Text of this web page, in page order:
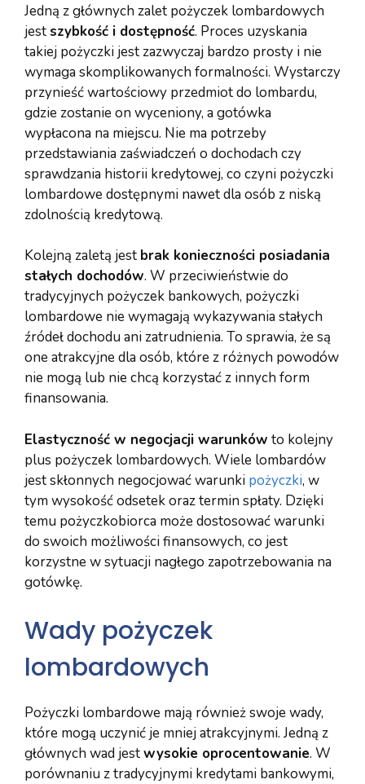
Jedną z głównych zalet pożyczek lombardowych
jestszybkość i dostępność. Proces uzyskania
takiej pożyczki jest zazwyczaj bardzo prosty i nie
wymaga skomplikowanych formalności. Wystarczy
przynieść wartościowy przedmiot do lombardu,
gdzie zostanie on wyceniony, a gotówka
wypłacona na miejscu. Nie ma potrzeby
przedstawiania zaświadczeń o dochodach czy
sprawdzania historii kredytowej, co czyni pożyczki
lombardowe dostępnymi nawet dla osób z niską
zdolnością kredytową.
Kolejną zaletą jest brak konieczności posiadania
stałych dochodów. W przeciwieństwie do
tradycyjnych pożyczek bankowych, pożyczki
lombardowe nie wymagają wykazywania stałych
źródeł dochodu ani zatrudnienia. To sprawia, że są
one atrakcyjne dla osób, które z różnych powodów
nie mogą lub nie chcą korzystać z innych form
finansowania.
Elastyczność w negocjacji warunków to kolejny
plus pożyczek lombardowych. Wiele lombardów
jest skłonnych negocjować warunki pożyczki, w
tym wysokość odsetek oraz termin spłaty. Dzięki
temu pożyczkobiorca może dostosować warunki
do swoich możliwości finansowych, co jest
korzystne w sytuacji nagłego zapotrzebowania na
gotówkę.
Wady pożyczek
lombardowych
Pożyczki lombardowe mają również swoje wady,
które mogą uczynić je mniej atrakcyjnymi. Jedną z
głównych wad jestwysokie oprocentowanie. W
porównaniu z tradycyjnymi kredytami bankowymi,